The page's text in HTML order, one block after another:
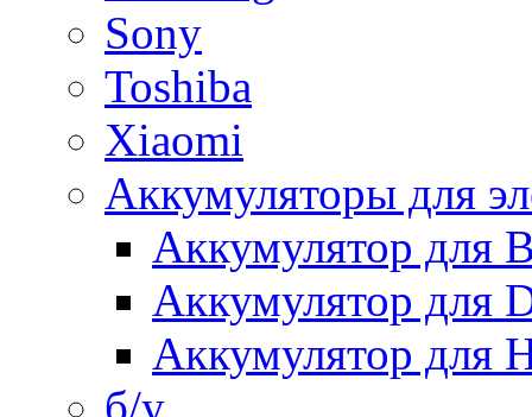
Sony
Toshiba
Xiaomi
Аккумуляторы для
Аккумулятор для
Аккумулятор для
Аккумулятор для
б/у